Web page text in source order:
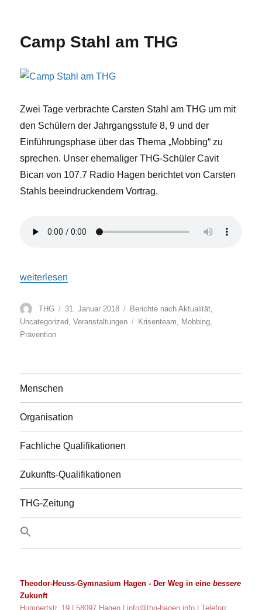
Camp Stahl am THG
Zwei Tage verbrachte Carsten Stahl am THG um mit
den Schülern der Jahrgangsstufe 8, 9 und der
Einführungsphase über das Thema „Mobbing“ zu
sprechen. Unser ehemaliger THG-Schüler Cavit
Bican von 107.7 Radio Hagen berichtet von Carsten
Stahls beeindruckendem Vortrag.
„Camp Stahl am THG“
weiterlesen
Autor
THG
Veröffentlicht
am
31. Januar 2018 Kategorien
Berichte nach Aktualität,
Uncategorized,Veranstaltungen Schlagwörter
Krisenteam, Mobbing,
Prävention
Menschen
Organisation
Fachliche Qualifikationen
Zukunfts-Qualifikationen
THG-Zeitung
Theodor-Heuss-Gymnasium Hagen - Der Weg in einebessere
Zukunft
Humpertstr. 19 | 58097 Hagen | info@thg-hagen.info | Telefon: